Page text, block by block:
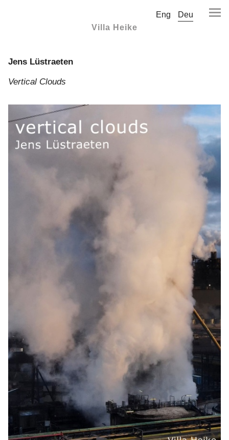
Villa Heike
Jens Lüstraeten
Vertical Clouds
Eng Deu